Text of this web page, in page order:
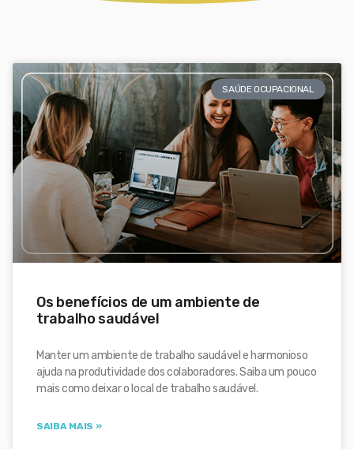
SAÚDE OCUPACIONAL
Os benefícios de um ambiente de
trabalho saudável
Manter um ambiente de trabalho saudável e harmonioso
ajuda na produtividade dos colaboradores. Saiba um pouco
mais como deixar o local de trabalho saudável.
SAIBA MAIS »